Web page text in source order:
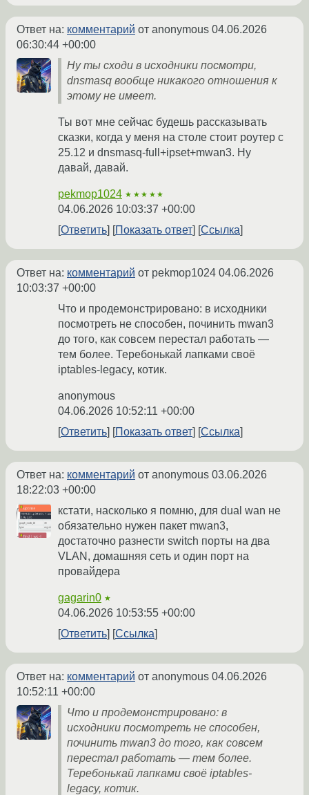
Ответ на: комментарий от anonymous 04.06.2026
06:30:44 +00:00
Ну ты сходи в исходники посмотри,
dnsmasq вообще никакого отношения к
этому не имеет.
Ты вот мне сейчас будешь рассказывать
сказки, когда у меня на столе стоит роутер с
25.12 и dnsmasq-full+ipset+mwan3. Ну
давай, давай.
pekmop1024 ★★★★★
04.06.2026 10:03:37 +00:00
Ответить
Показать ответ Ссылка
Ответ на: комментарий от pekmop1024 04.06.2026
10:03:37 +00:00
Что и продемонстрировано: в исходники
посмотреть не способен, починить mwan3
до того, как совсем перестал работать —
тем более. Теребонькай лапками своё
iptables-legacy, котик.
anonymous
04.06.2026 10:52:11 +00:00
Ответить
Показать ответ Ссылка
Ответ на: комментарий от anonymous 03.06.2026
18:22:03 +00:00
кстати, насколько я помню, для dual wan не
обязательно нужен пакет mwan3,
достаточно разнести switch порты на два
VLAN, домашняя сеть и один порт на
провайдера
gagarin0 ★
04.06.2026 10:53:55 +00:00
Ответить
Ссылка
Ответ на: комментарий от anonymous 04.06.2026
10:52:11 +00:00
Что и продемонстрировано: в
исходники посмотреть не способен,
починить mwan3 до того, как совсем
перестал работать — тем более.
Теребонькай лапками своё iptables-
legacy, котик.